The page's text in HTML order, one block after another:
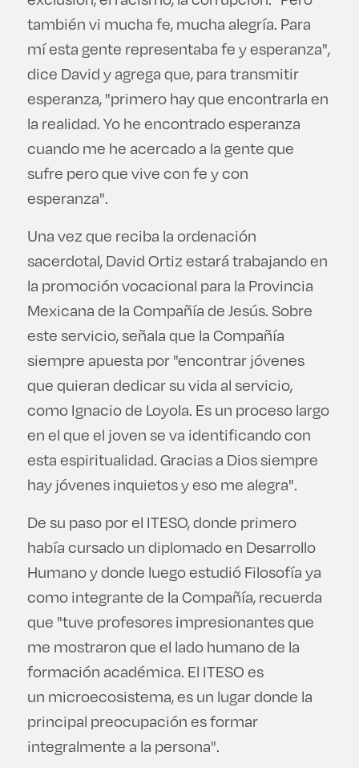
también vi mucha fe, mucha alegría. Para
mí esta gente representaba fe y esperanza",
dice David y agrega que, para transmitir
esperanza, "primero hay que encontrarla en
la realidad. Yo he encontrado esperanza
cuando me he acercado a la gente que
sufre pero que vive con fe y con
esperanza".
Una vez que reciba la ordenación
sacerdotal, David Ortiz estará trabajando en
la promoción vocacional para la Provincia
Mexicana de la Compañía de Jesús. Sobre
este servicio, señala que la Compañía
siempre apuesta por "encontrar jóvenes
que quieran dedicar su vida al servicio,
como Ignacio de Loyola. Es un proceso largo
en el que el joven se va identificando con
esta espiritualidad. Gracias a Dios siempre
hay jóvenes inquietos y eso me alegra".
De su paso por el ITESO, donde primero
había cursado un diplomado en Desarrollo
Humano y donde luego estudió Filosofía ya
como integrante de la Compañía, recuerda
que "tuve profesores impresionantes que
me mostraron que el lado humano de la
formación académica. El ITESO es
un microecosistema, es un lugar donde la
principal preocupación es formar
integralmente a la persona".